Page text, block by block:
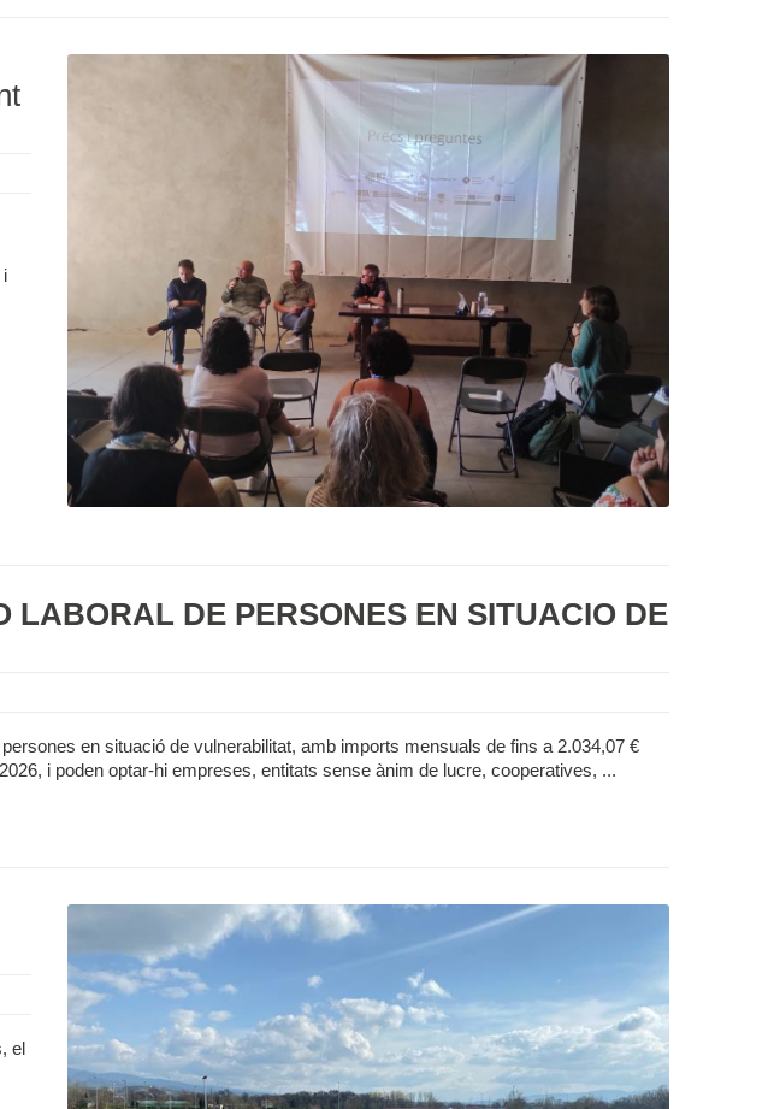
i
LABORAL DE PERSONES EN SITUACIÓ DE
en situació de vulnerabilitat, amb imports mensuals de fins a 2.034,07 €
i poden optar-hi empreses, entitats sense ànim de lucre, cooperatives, ...
el